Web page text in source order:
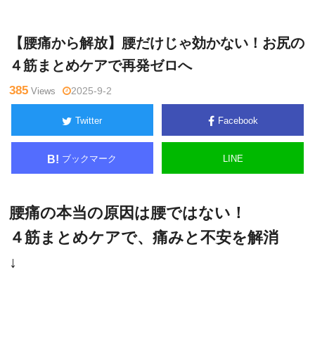
【腰痛から解放】腰だけじゃ効かない！お尻の
４筋まとめケアで再発ゼロへ
385 Views 2025-9-2
Twitter Facebook
B! ブックマーク LINE
腰痛の本当の原因は腰ではない！
４筋まとめケアで、痛みと不安を解消
↓